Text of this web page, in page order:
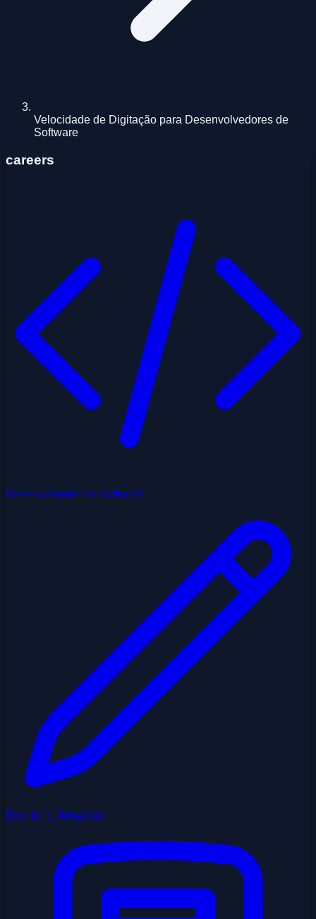
Velocidade de Digitação para Desenvolvedores de
Software
careers
Desenvolvedor de Software
Escritor e Jornalista